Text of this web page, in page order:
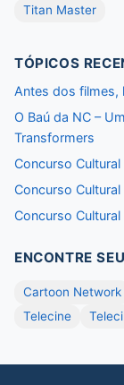
Titan Master
TÓPICOS
Antes dos filmes,
O Baú da NC –
Transformers
Concurso
Concurso Cultural
Concurso
ENCONTRE
Cartoon Network
Telecine